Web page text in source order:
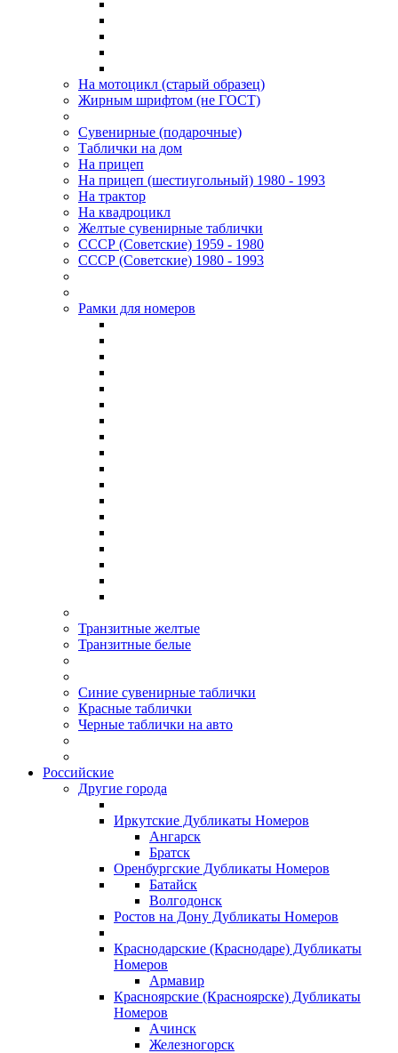
На мотоцикл (старый образец)
Жирным шрифтом (не ГОСТ)
Сувенирные (подарочные)
Таблички на дом
На прицеп
На прицеп (шестиугольный) 1980 - 1993
На трактор
На квадроцикл
Желтые сувенирные таблички
СССР (Советские) 1959 - 1980
СССР (Советские) 1980 - 1993
Рамки для номеров
Транзитные желтые
Транзитные белые
Синие сувенирные таблички
Красные таблички
Черные таблички на авто
Российские
Другие города
Иркутские Дубликаты Номеров
Ангарск
Братск
Оренбургские Дубликаты Номеров
Батайск
Волгодонск
Ростов на Дону Дубликаты Номеров
Краснодарские (Краснодаре) Дубликаты
Номеров
Армавир
Красноярские (Красноярске) Дубликаты
Номеров
Ачинск
Железногорск